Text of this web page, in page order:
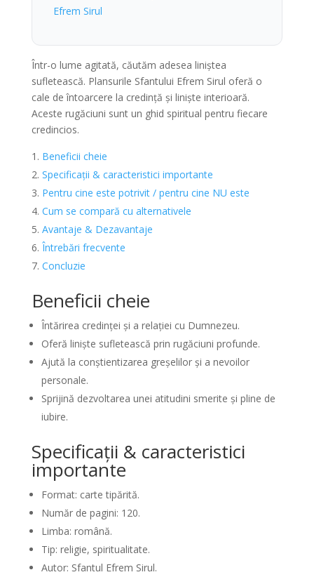
Efrem Sirul
Într-o lume agitată, căutăm adesea liniștea
sufletească. Plansurile Sfantului Efrem Sirul oferă o
cale de întoarcere la credință și liniște interioară.
Aceste rugăciuni sunt un ghid spiritual pentru fiecare
credincios.
Beneficii cheie
Specificații & caracteristici importante
Pentru cine este potrivit / pentru cine NU este
Cum se compară cu alternativele
Avantaje & Dezavantaje
Întrebări frecvente
Concluzie
Beneficii cheie
Întărirea credinței și a relației cu Dumnezeu.
Oferă liniște sufletească prin rugăciuni profunde.
Ajută la conștientizarea greșelilor și a nevoilor
personale.
Sprijină dezvoltarea unei atitudini smerite și pline de
iubire.
Specificații & caracteristici
importante
Format: carte tipărită.
Număr de pagini: 120.
Limba: română.
Tip: religie, spiritualitate.
Autor: Sfantul Efrem Sirul.